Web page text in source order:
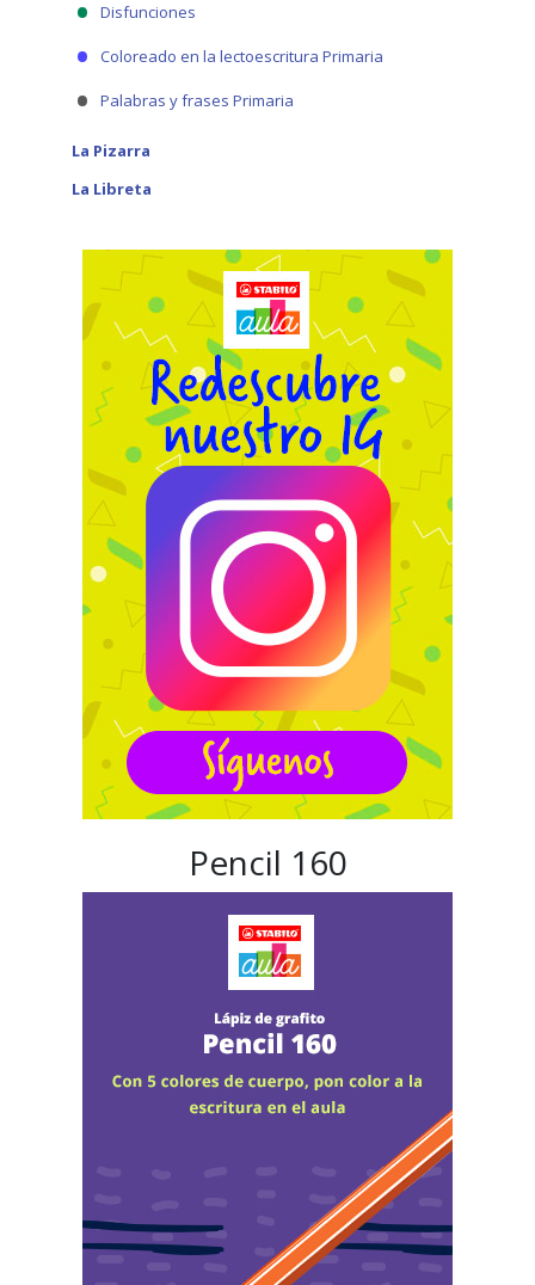
Disfunciones
Coloreado en la lectoescritura Primaria
Palabras y frases Primaria
La Pizarra
La Libreta
Pencil 160